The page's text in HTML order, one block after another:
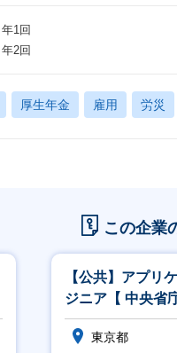
年1回
年2回
厚生年金 雇用 労災
この企業
【公共】アプリ
ジニア【 中央省
<564>
東京都